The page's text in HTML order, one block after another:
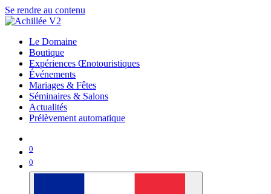
Se rendre au contenu
Le Domaine
Boutique
Expériences Œnotouristiques
Événements
Mariages & Fêtes
Séminaires & Salons
Actualités
Prélèvement automatique
0
0